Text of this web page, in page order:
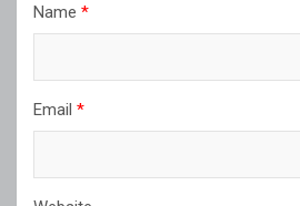
Name *
Email *